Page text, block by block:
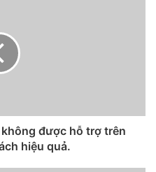
được hỗ trợ trên
hiệu quả.